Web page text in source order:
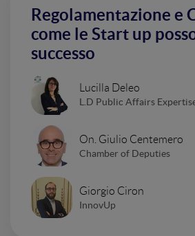
Regolamentazione e
come le Start up
successo
Lucilla Deleo
L.D Public Affairs
On. Giulio Centemero
Chamber of Deputies
Giorgio Ciron
InnovUp